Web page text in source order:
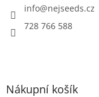
info@nejseeds.cz
728 766 588
Nákupní košík